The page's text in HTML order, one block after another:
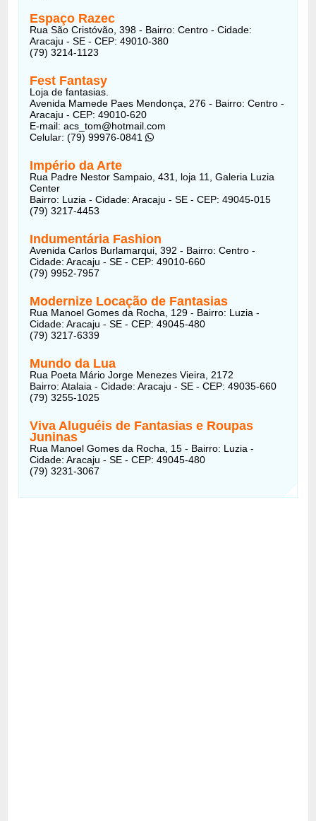
Espaço Razec
Rua São Cristóvão, 398 - Bairro: Centro - Cidade:
Aracaju - SE - CEP: 49010-380
(79) 3214-1123
Fest Fantasy
Loja de fantasias.
Avenida Mamede Paes Mendonça, 276 - Bairro: Centro -
Aracaju - CEP: 49010-620
E-mail: acs_tom@hotmail.com
Celular: (79) 99976-0841
Império da Arte
Rua Padre Nestor Sampaio, 431, loja 11, Galeria Luzia
Center
Bairro: Luzia - Cidade: Aracaju - SE - CEP: 49045-015
(79) 3217-4453
Indumentária Fashion
Avenida Carlos Burlamarqui, 392 - Bairro: Centro -
Cidade: Aracaju - SE - CEP: 49010-660
(79) 9952-7957
Modernize Locação de Fantasias
Rua Manoel Gomes da Rocha, 129 - Bairro: Luzia -
Cidade: Aracaju - SE - CEP: 49045-480
(79) 3217-6339
Mundo da Lua
Rua Poeta Mário Jorge Menezes Vieira, 2172
Bairro: Atalaia - Cidade: Aracaju - SE - CEP: 49035-660
(79) 3255-1025
Viva Aluguéis de Fantasias e Roupas
Juninas
Rua Manoel Gomes da Rocha, 15 - Bairro: Luzia -
Cidade: Aracaju - SE - CEP: 49045-480
(79) 3231-3067